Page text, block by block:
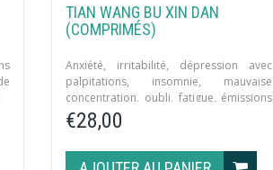
TIAN WANG BU XIN DAN
(COMPRIMÉS)
Anxiété, irritabilité, dépression avec
palpitations, insomnie, mauvaise
concentration, oubli, fatigue, émissions
nocturnes, selles sèches par vide du yin
et du sang du coeur et des reins.
€28,00